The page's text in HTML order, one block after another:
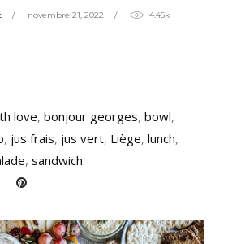
novembre 21, 2022 4.45k
love, bonjour georges, bowl,
, jus frais, jus vert, Liège, lunch,
, sandwich